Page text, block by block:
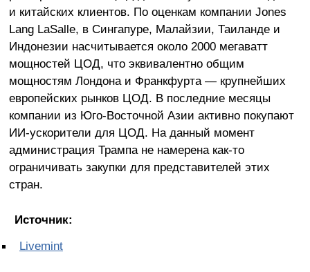
и китайских клиентов. По оценкам компании Jones
Lang LaSalle, в Сингапуре, Малайзии, Таиланде и
Индонезии насчитывается около 2000 мегаватт
мощностей ЦОД, что эквивалентно общим
мощностям Лондона и Франкфурта — крупнейших
европейских рынков ЦОД. В последние месяцы
компании из Юго-Восточной Азии активно покупают
ИИ-ускорители для ЦОД. На данный момент
администрация Трампа не намерена как-то
ограничивать закупки для представителей этих
стран.
Источник:
Livemint